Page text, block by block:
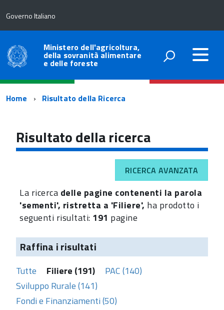
Governo Italiano
Ministero dell'agricoltura,
della sovranità alimentare
e delle foreste
Percorso
navigazione
Home Risultato della Ricerca
Risultato della ricerca
RICERCA AVANZATA
La ricerca delle pagine contenenti la parola
'sementi', ristretta a 'Filiere', ha prodotto i
seguenti risultati: 191 pagine
Raffina i risultati
Tutte Filiere (191)
PAC (140)
Sviluppo Rurale (141)
Fondi e Finanziamenti (50)